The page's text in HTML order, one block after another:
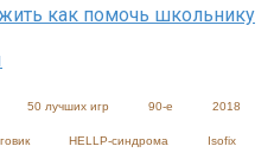
как помочь школьнику
50 лучших игр 90-е 2018
HELLP-синдрома Isofix